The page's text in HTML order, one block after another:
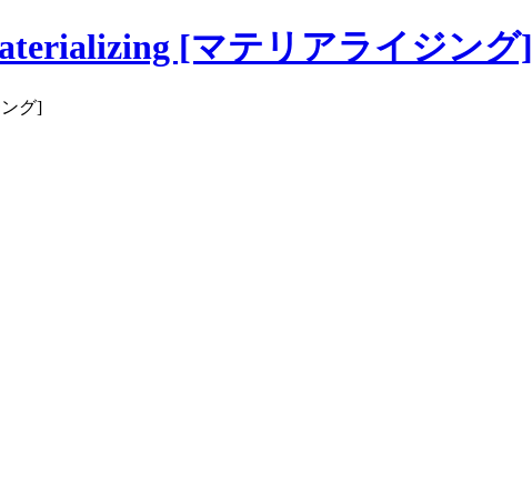
[マテリアライジング]
グ]